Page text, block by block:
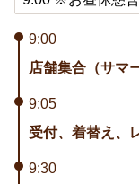
9:00
店舗集合（サマ
9:05
受付、着替え、
9:30